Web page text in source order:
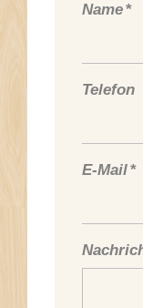
Name*
Telefon
E-Mail*